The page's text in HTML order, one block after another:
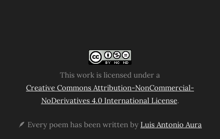
This work is licensed under a
Creative Commons Attribution-NonCommercial-
NoDerivatives 4.0 International License.
🪶 Every poem has been written by Luis Antonio Aura